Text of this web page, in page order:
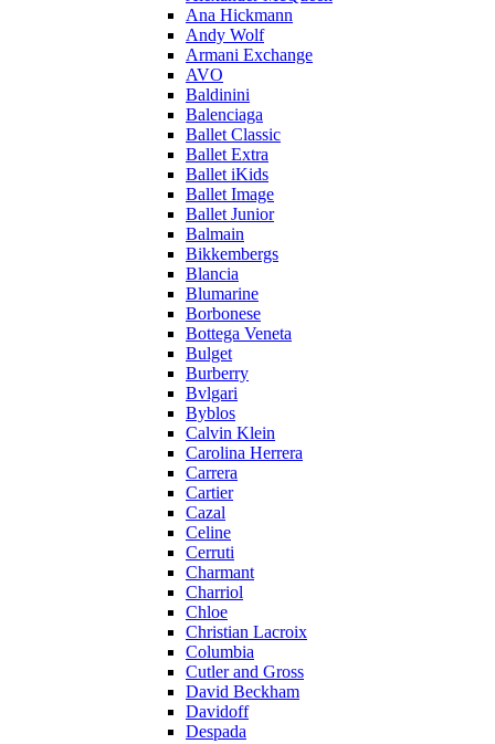
Ana Hickmann
Andy Wolf
Armani Exchange
AVO
Baldinini
Balenciaga
Ballet Classic
Ballet Extra
Ballet iKids
Ballet Image
Ballet Junior
Balmain
Bikkembergs
Blancia
Blumarine
Borbonese
Bottega Veneta
Bulget
Burberry
Bvlgari
Byblos
Calvin Klein
Carolina Herrera
Carrera
Cartier
Cazal
Celine
Cerruti
Charmant
Charriol
Chloe
Christian Lacroix
Columbia
Cutler and Gross
David Beckham
Davidoff
Despada